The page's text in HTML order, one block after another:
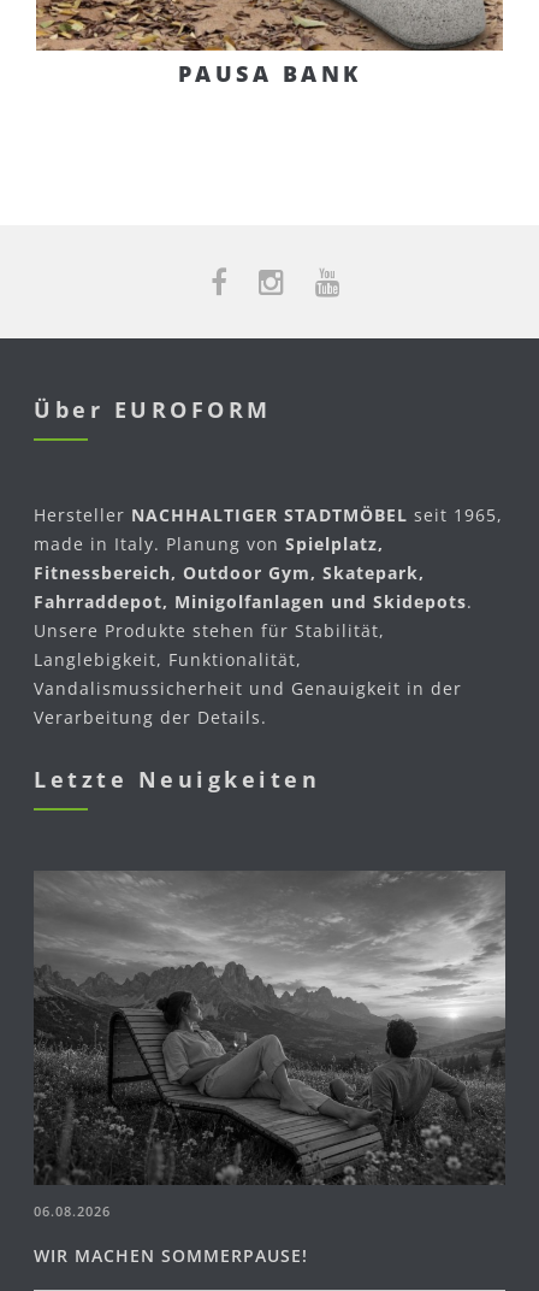
PAUSA BANK
Über EUROFORM
Hersteller NACHHALTIGER STADTMÖBEL seit 1965,
made in Italy. Planung von Spielplatz,
Fitnessbereich, Outdoor Gym, Skatepark,
Fahrraddepot, Minigolfanlagen und Skidepots.
Unsere Produkte stehen für Stabilität,
Langlebigkeit, Funktionalität,
Vandalismussicherheit und Genauigkeit in der
Verarbeitung der Details.
Letzte Neuigkeiten
06.08.2026
WIR MACHEN SOMMERPAUSE!